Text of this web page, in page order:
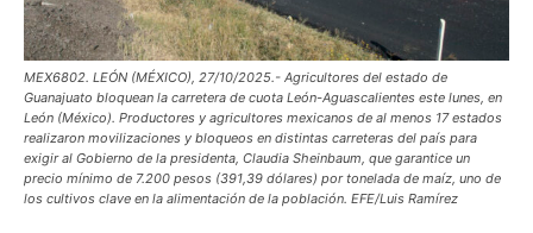
MEX6802. LEÓN (MÉXICO), 27/10/2025.- Agricultores del estado de
Guanajuato bloquean la carretera de cuota León-Aguascalientes este lunes, en
León (México). Productores y agricultores mexicanos de al menos 17 estados
realizaron movilizaciones y bloqueos en distintas carreteras del país para
exigir al Gobierno de la presidenta, Claudia Sheinbaum, que garantice un
precio mínimo de 7.200 pesos (391,39 dólares) por tonelada de maíz, uno de
los cultivos clave en la alimentación de la población. EFE/Luis Ramírez